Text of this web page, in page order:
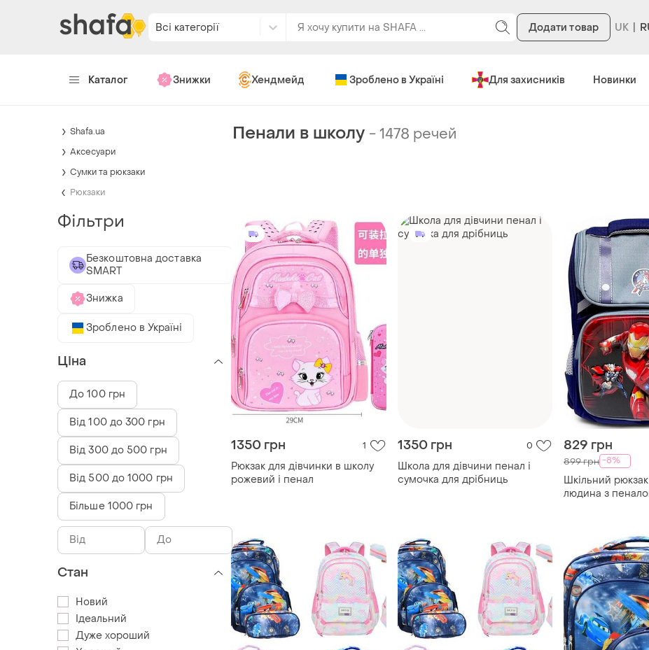
Всі категорії Додати товар
Каталог Знижки Хендмейд Зроблено в Україні Для захисників Новинки
Пенали в школу -1478 речей
1350 грн 1
Рюкзак для дівчинки в школу
рожевий і пенал
1350 грн 0
Школа для дівчини пенал і
сумочка для дрібниць
829 грн
899 грн -8%
Шкільний рюкзак
людина з
Shafa.ua
Аксесуари
Сумки та рюкзаки
Рюкзаки
Фільтри
Безкоштовна доставка
SMART
Знижка
Зроблено в Україні
Ціна
До 100 грн
Від 100 до 300 грн
Від 300 до 500 грн
Від 500 до 1000 грн
Більше 1000 грн
Стан
Новий
Ідеальний
Дуже хороший